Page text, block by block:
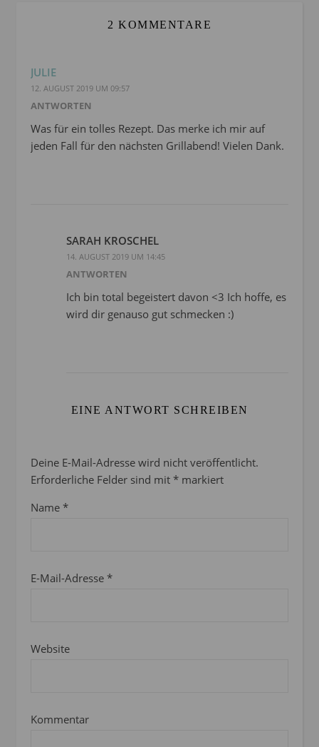
2 KOMMENTARE
JULIE
12. AUGUST 2019 UM 09:57
ANTWORTEN
Was für ein tolles Rezept. Das merke ich mir auf
jeden Fall für den nächsten Grillabend! Vielen Dank.
SARAH KROSCHEL
14. AUGUST 2019 UM 14:45
ANTWORTEN
Ich bin total begeistert davon <3 Ich hoffe, es
wird dir genauso gut schmecken :)
EINE ANTWORT SCHREIBEN
Deine E-Mail-Adresse wird nicht veröffentlicht.
Erforderliche Felder sind mit * markiert
Name *
E-Mail-Adresse *
Website
Kommentar